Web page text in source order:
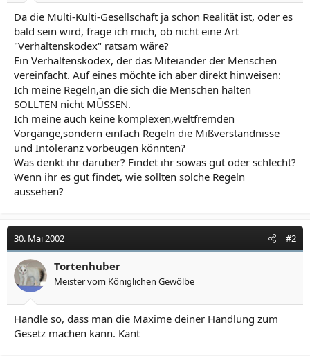
r
a
m
Da die Multi-Kulti-Gesellschaft ja schon Realität ist, oder es
bald sein wird, frage ich mich, ob nicht eine Art
"Verhaltenskodex" ratsam wäre?
Ein Verhaltenskodex, der das Miteiander der Menschen
vereinfacht. Auf eines möchte ich aber direkt hinweisen:
Ich meine Regeln,an die sich die Menschen halten
SOLLTEN nicht MÜSSEN.
Ich meine auch keine komplexen,weltfremden
Vorgänge,sondern einfach Regeln die Mißverständnisse
und Intoleranz vorbeugen könnten?
Was denkt ihr darüber? Findet ihr sowas gut oder schlecht?
Wenn ihr es gut findet, wie sollten solche Regeln
aussehen?
30. Mai 2002 #2
Tortenhuber
Meister vom Königlichen Gewölbe
Handle so, dass man die Maxime deiner Handlung zum
Gesetz machen kann. Kant